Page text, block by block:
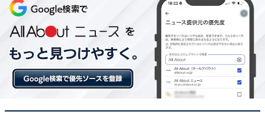
いときに行きます。（愛知県 女性）
・値段が安くても珈琲の味がしっかりとするからです。
（千葉県 男性）
2位はドトールコーヒーで101票という結果になりまし
た。220円（Sサイズ、テイクアウトの場合）と他のコー